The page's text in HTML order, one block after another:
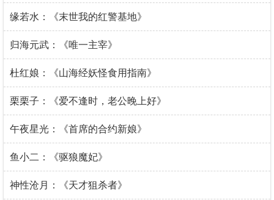
奋起反抗。 “孤王不御兽，只御人，你懂的，爱妃……”
缘若水：《末世我的红警基地》
归海元武：《唯一主宰》
杜红娘：《山海经妖怪食用指南》
栗栗子：《爱不逢时，老公晚上好》
午夜星光：《首席的合约新娘》
鱼小二：《驱狼魔妃》
神性沧月：《天才狙杀者》